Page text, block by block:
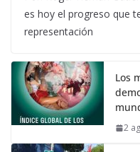
es hoy el progreso que
representación
Los
2